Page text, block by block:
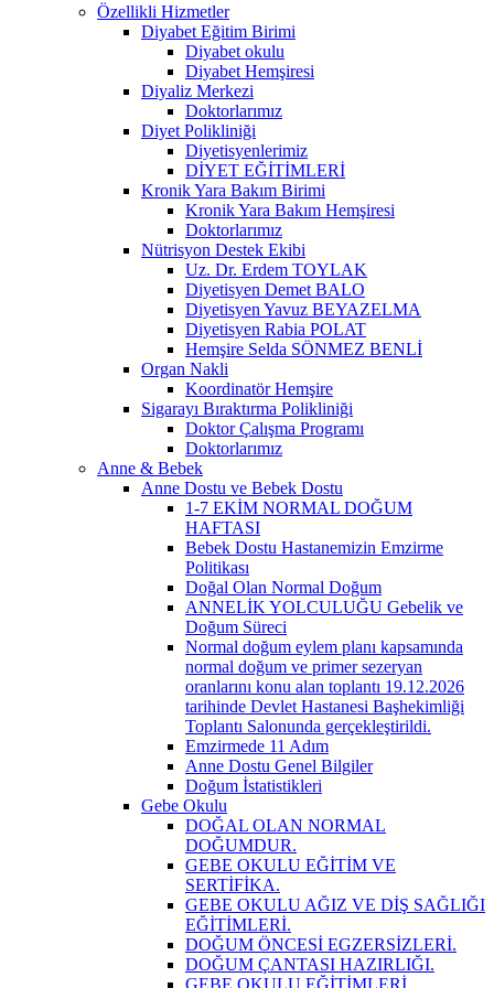
Özellikli Hizmetler
Diyabet Eğitim Birimi
Diyabet okulu
Diyabet Hemşiresi
Diyaliz Merkezi
Doktorlarımız
Diyet Polikliniği
Diyetisyenlerimiz
DİYET EĞİTİMLERİ
Kronik Yara Bakım Birimi
Kronik Yara Bakım Hemşiresi
Doktorlarımız
Nütrisyon Destek Ekibi
Uz. Dr. Erdem TOYLAK
Diyetisyen Demet BALO
Diyetisyen Yavuz BEYAZELMA
Diyetisyen Rabia POLAT
Hemşire Selda SÖNMEZ BENLİ
Organ Nakli
Koordinatör Hemşire
Sigarayı Bıraktırma Polikliniği
Doktor Çalışma Programı
Doktorlarımız
Anne & Bebek
Anne Dostu ve Bebek Dostu
1-7 EKİM NORMAL DOĞUM
HAFTASI
Bebek Dostu Hastanemizin Emzirme
Politikası
Doğal Olan Normal Doğum
ANNELİK YOLCULUĞU Gebelik ve
Doğum Süreci
Normal doğum eylem planı kapsamında
normal doğum ve primer sezeryan
oranlarını konu alan toplantı 19.12.2026
tarihinde Devlet Hastanesi Başhekimliği
Toplantı Salonunda gerçekleştirildi.
Emzirmede 11 Adım
Anne Dostu Genel Bilgiler
Doğum İstatistikleri
Gebe Okulu
DOĞAL OLAN NORMAL
DOĞUMDUR.
GEBE OKULU EĞİTİM VE
SERTİFİKA.
GEBE OKULU AĞIZ VE DİŞ SAĞLIĞI
EĞİTİMLERİ.
DOĞUM ÖNCESİ EGZERSİZLERİ.
DOĞUM ÇANTASI HAZIRLIĞI.
GEBE OKULU EĞİTİMLERİ.